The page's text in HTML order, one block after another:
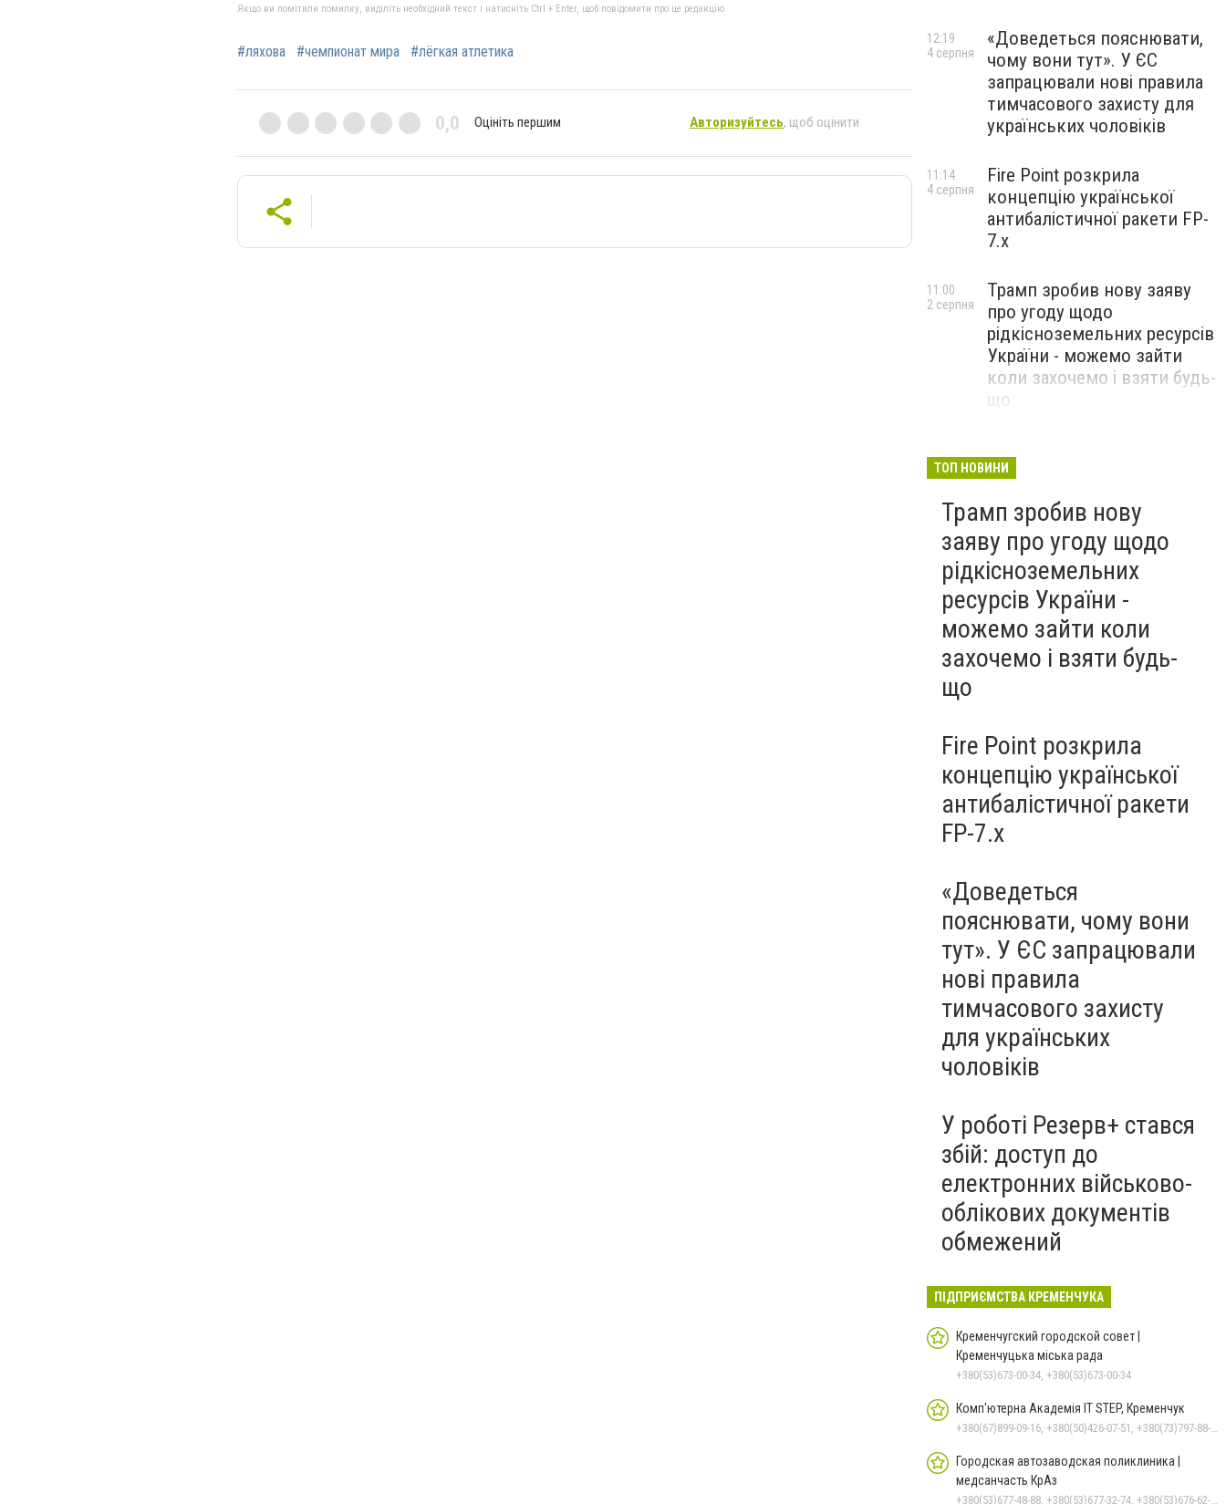
Якщо ви помітили помилку, виділіть необхідний текст і натисніть Ctrl + Enter, щоб повідомити про це редакцію
#ляхова #чемпионат мира #лёгкая атлетика
0,0 Оцініть першим Авторизуйтесь, щоб оцінити
«Доведеться пояснювати,
чому вони тут». У ЄС
запрацювали нові правила
тимчасового захисту для
українських чоловіків
12:19
4 серпня
Fire Point розкрила
концепцію української
антибалістичної ракети FP-
7.x
11:14
4 серпня
Трамп зробив нову заяву
про угоду щодо
рідкісноземельних ресурсів
України - можемо зайти
коли захочемо і взяти будь-
що
11:00
2 серпня
призов”: ДБР проводить
ТЦК по всій Україні
31 липня
ТОП НОВИНИ
Трамп зробив нову
заяву про угоду щодо
рідкісноземельних
ресурсів України -
можемо зайти коли
захочемо і взяти будь-
що
Fire Point розкрила
концепцію української
антибалістичної ракети
FP-7.x
«Доведеться
пояснювати, чому вони
тут». У ЄС запрацювали
нові правила
тимчасового захисту
для українських
чоловіків
У роботі Резерв+ стався
збій: доступ до
електронних військово-
облікових документів
обмежений
ПІДПРИЄМСТВА КРЕМЕНЧУКА
Кременчугский городской совет |
Кременчуцька міська рада
+380(53)673-00-34, +380(53)673-00-34
Комп'ютерна Академія IT STEP, Кременчук
+380(67)899-09-16, +380(50)426-07-51, +380(73)797-88-17
Городская автозаводская поликлиника |
медсанчасть КрАз
+380(53)677-48-88, +380(53)677-32-74, +380(53)676-62-99, +380536766187